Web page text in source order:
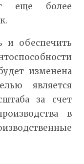
еще более
и обеспечить
изменена
является
за счет
в